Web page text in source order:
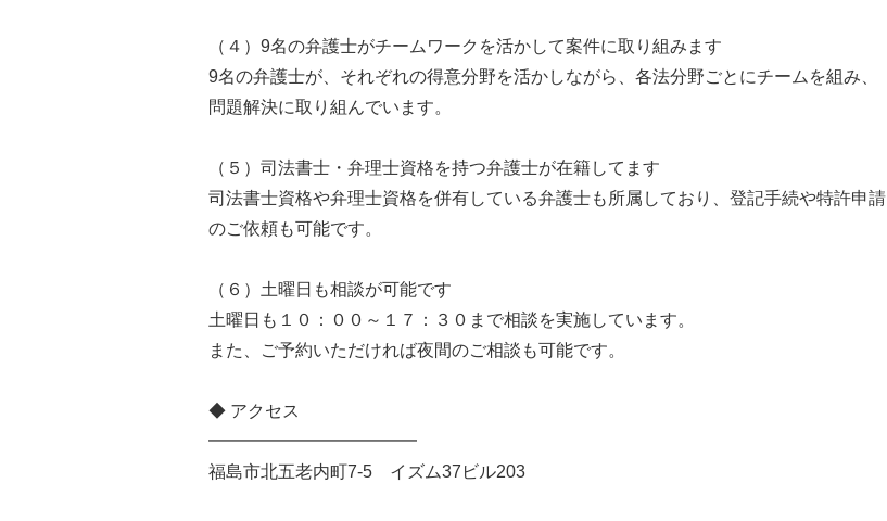
（４）9名の弁護士がチームワークを活かして案件に取り組みます
9名の弁護士が、それぞれの得意分野を活かしながら、各法分野ごとにチームを組み、
問題解決に取り組んでいます。
（５）司法書士・弁理士資格を持つ弁護士が在籍してます
司法書士資格や弁理士資格を併有している弁護士も所属しており、登記手続や特許申請
のご依頼も可能です。
（６）土曜日も相談が可能です
土曜日も１０：００～１７：３０まで相談を実施しています。
また、ご予約いただければ夜間のご相談も可能です。
◆ アクセス
━━━━━━━━━━━━
福島市北五老内町7-5 イズム37ビル203